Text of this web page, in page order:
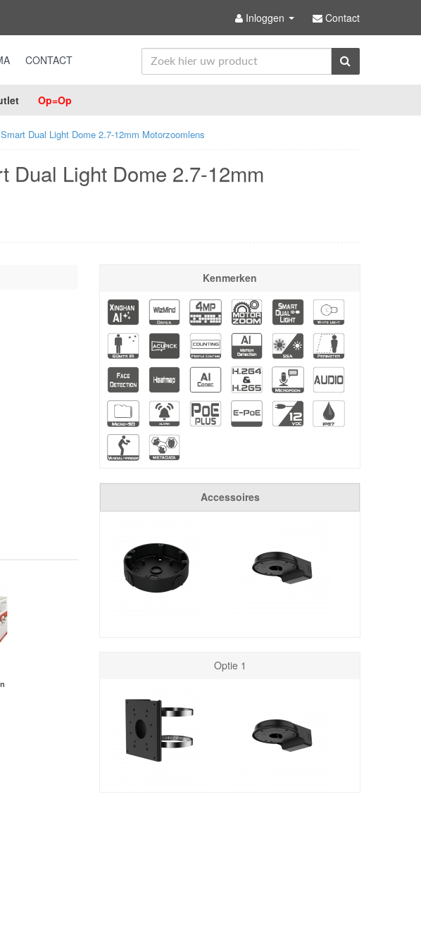
Inloggen Contact
CONTACT
Op=Op
Dual Light Dome 2.7-12mm Motorzoomlens
Dual Light Dome 2.7-12mm
Kenmerken
Accessoires
Optie 1